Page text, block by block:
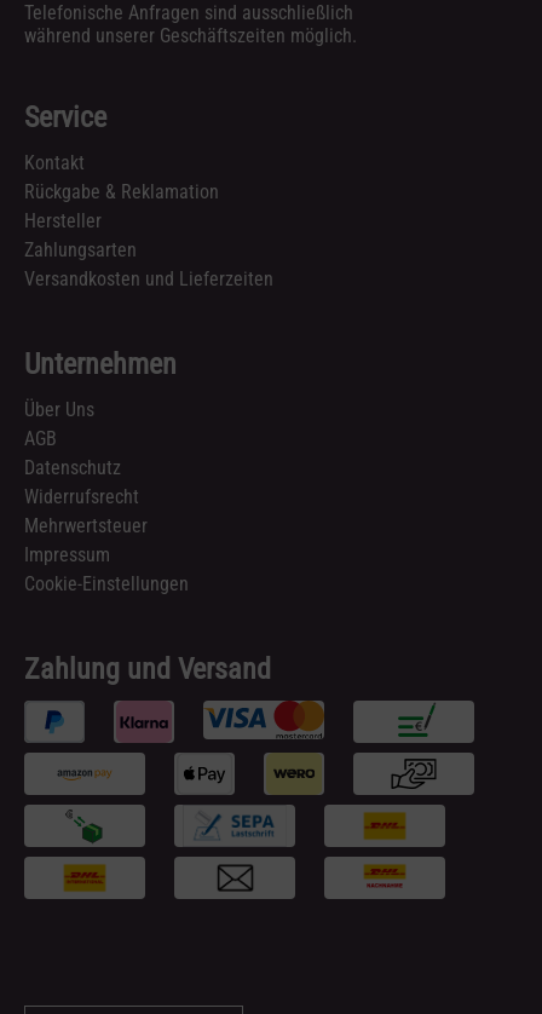
Telefonische Anfragen sind ausschließlich
während unserer Geschäftszeiten möglich.
Service
Kontakt
Rückgabe & Reklamation
Hersteller
Zahlungsarten
Versandkosten und Lieferzeiten
Unternehmen
Über Uns
AGB
Datenschutz
Widerrufsrecht
Mehrwertsteuer
Impressum
Cookie-Einstellungen
Zahlung und Versand